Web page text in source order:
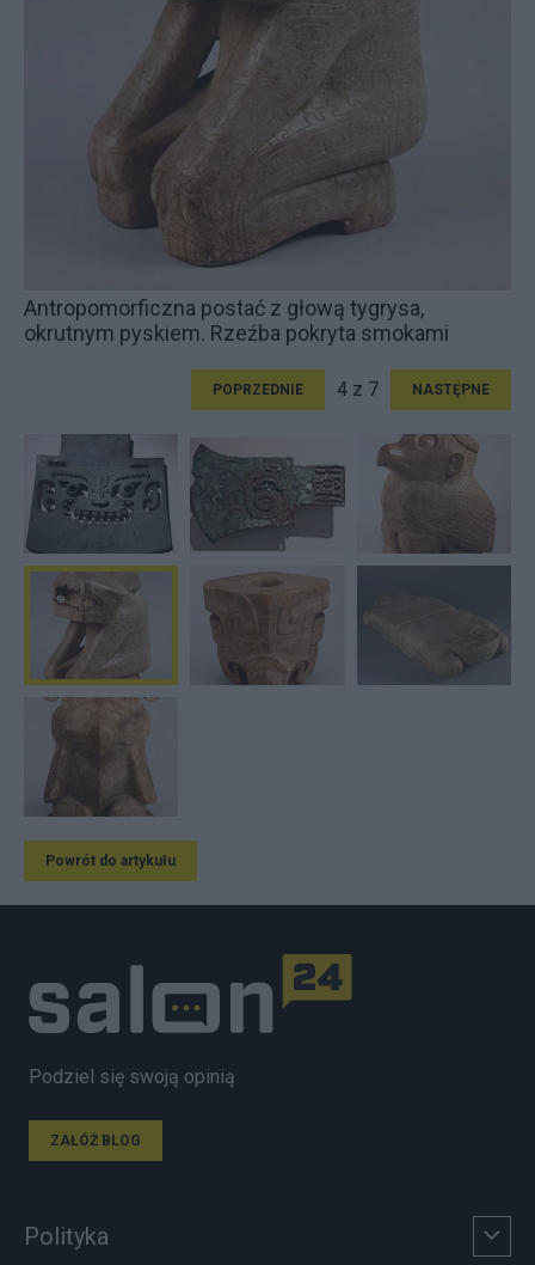
Antropomorficzna postać z głową tygrysa,
okrutnym pyskiem. Rzeźba pokryta smokami
POPRZEDNIE 4 z 7 NASTĘPNE
Powrót do artykułu
Podziel się swoją opinią
ZAŁÓŻ BLOG
Polityka